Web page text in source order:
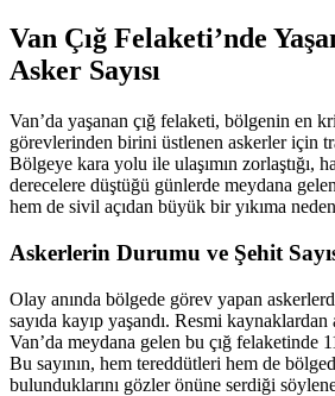
Van Çığ Felaketi’nde
Asker Sayısı
Van’da yaşanan çığ felaketi, bölgenin en
görevlerinden birini üstlenen askerler için
Bölgeye kara yolu ile ulaşımın zorlaştığı,
derecelere düştüğü günlerde meydana
hem de sivil açıdan büyük bir yıkıma
Askerlerin Durumu ve Şehit
Olay anında bölgede görev yapan
sayıda kayıp yaşandı. Resmi
Van’da meydana gelen bu çığ felaketinde
Bu sayının, hem tereddütleri hem de
bulunduklarını gözler önüne serdiği